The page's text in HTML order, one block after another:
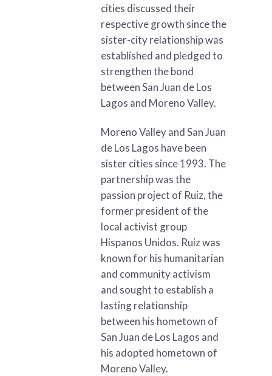
cities discussed their
respective growth since the
sister-city relationship was
established and pledged to
strengthen the bond
between San Juan de Los
Lagos and Moreno Valley.
Moreno Valley and San Juan
de Los Lagos have been
sister cities since 1993. The
partnership was the
passion project of Ruiz, the
former president of the
local activist group
Hispanos Unidos. Ruiz was
known for his humanitarian
and community activism
and sought to establish a
lasting relationship
between his hometown of
San Juan de Los Lagos and
his adopted hometown of
Moreno Valley.